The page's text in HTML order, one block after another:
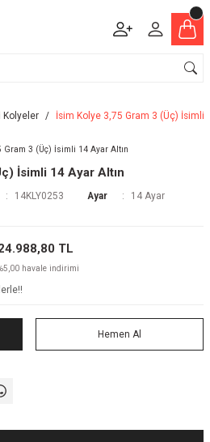
Kolyeler İsim Kolye 3,75 Gram 3 (Üç) İsimli
İsimli 14 Ayar Altın
14KLY0253 Ayar 14 Ayar
TL
havale indirimi
Hemen Al